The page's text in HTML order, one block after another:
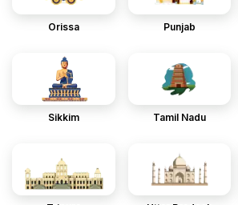
Orissa Punjab
Sikkim Tamil Nadu